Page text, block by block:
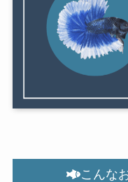
こんな